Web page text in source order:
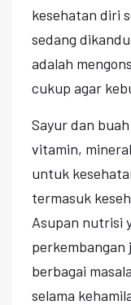
kesehatan diri
sedang
adalah
cukup agar
Sayur dan
vitamin,
untuk
termasuk
Asupan nutrisi
perkembangan
berbagai
selama